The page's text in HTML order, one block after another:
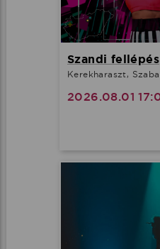
Szandi fellépés
Kerekharaszt,
2026.08.01